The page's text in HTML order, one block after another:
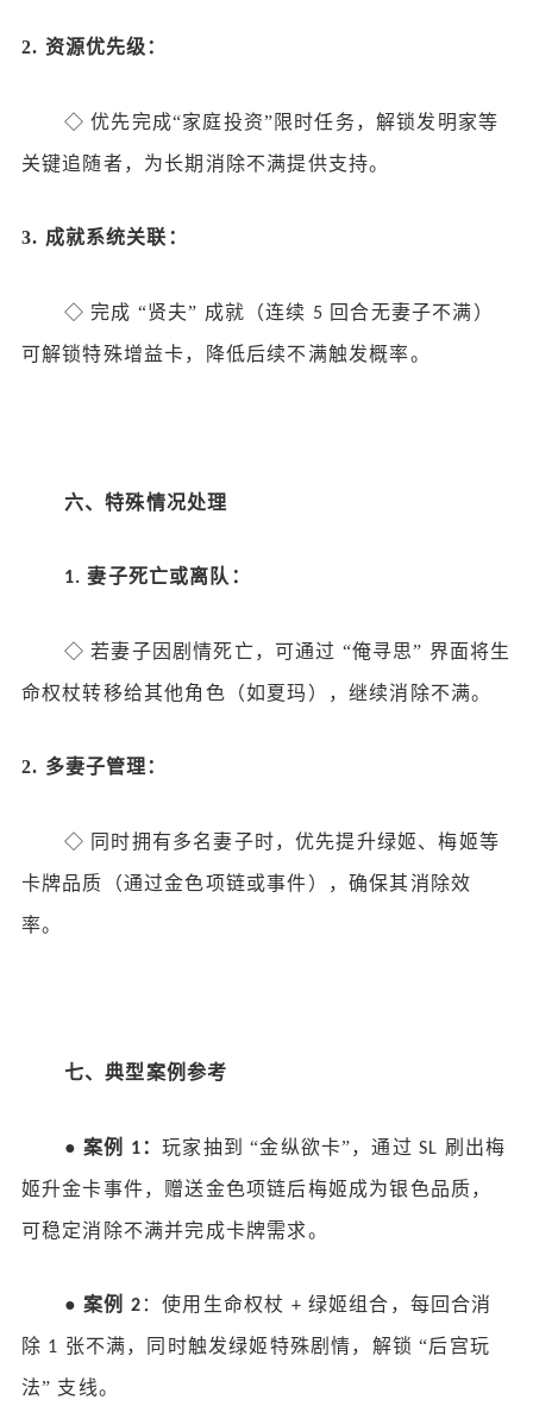
2. 资源优先级：
◇ 优先完成“家庭投资”限时任务，解锁发明家等
关键追随者，为长期消除不满提供支持。
3. 成就系统关联：
◇ 完成 “贤夫” 成就（连续 5 回合无妻子不满）
可解锁特殊增益卡，降低后续不满触发概率。
六、特殊情况处理
1.妻子死亡或离队：
◇ 若妻子因剧情死亡，可通过 “俺寻思” 界面将生
命权杖转移给其他角色（如夏玛），继续消除不满。
2. 多妻子管理：
◇ 同时拥有多名妻子时，优先提升绿姬、梅姬等
卡牌品质（通过金色项链或事件），确保其消除效
率。
七、典型案例参考
● 案例 1 ：玩家抽到 “金纵欲卡”，通过SL 刷出梅
姬升金卡事件，赠送金色项链后梅姬成为银色品质，
可稳定消除不满并完成卡牌需求。
● 案例 2 ：使用生命权杖 + 绿姬组合，每回合消
除 1 张不满，同时触发绿姬特殊剧情，解锁 “后宫玩
法” 支线。